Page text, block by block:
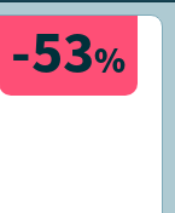
-53%